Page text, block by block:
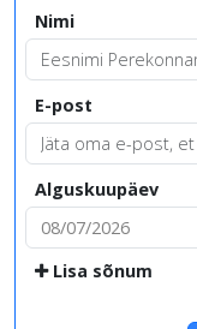
Nimi
E-post
Alguskuupäev
Lisa sõnum